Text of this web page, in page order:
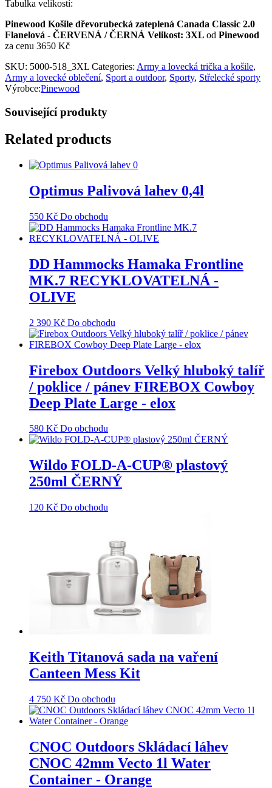
Tabulka velikostí:
Pinewood Košile dřevorubecká zateplená Canada Classic 2.0
Flanelová - ČERVENÁ / ČERNÁ Velikost: 3XL od Pinewood
za cenu 3650 Kč
SKU: 5000-518_3XL Categories: Army a lovecká trička a košile,
Army a lovecké oblečení, Sport a outdoor, Sporty, Střelecké sporty
Výrobce:Pinewood
Související produkty
Related products
Optimus Palivová lahev 0,4l
550 Kč Do obchodu
DD Hammocks Hamaka Frontline
MK.7 RECYKLOVATELNÁ -
OLIVE
2 390 Kč Do obchodu
Firebox Outdoors Velký hluboký talíř
/ poklice / pánev FIREBOX Cowboy
Deep Plate Large - elox
580 Kč Do obchodu
Wildo FOLD-A-CUP® plastový
250ml ČERNÝ
120 Kč Do obchodu
Keith Titanová sada na vaření
Canteen Mess Kit
4 750 Kč Do obchodu
CNOC Outdoors Skládací láhev
CNOC 42mm Vecto 1l Water
Container - Orange